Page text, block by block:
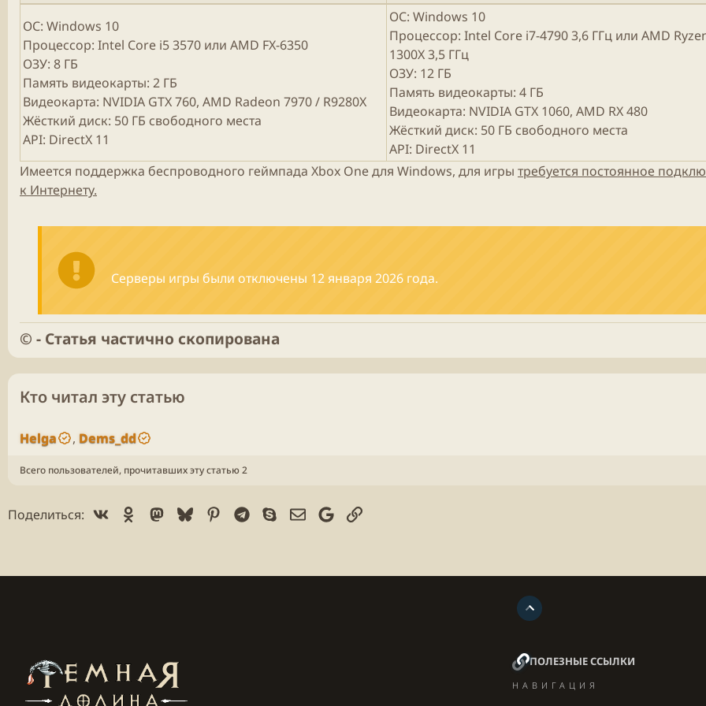
ОС: Windows 10
Процессор: Intel Core i5 3570 или AMD FX-6350
ОЗУ: 8 ГБ
Память видеокарты: 2 ГБ
Видеокарта: NVIDIA GTX 760, AMD Radeon 7970 / R9280X
Жёсткий диск: 50 ГБ свободного места
API: DirectX 11
ОС: Windows 10
Процессор: Intel Core i7-4790 3,6 ГГц или AMD
1300X 3,5 ГГц
ОЗУ: 12 ГБ
Память видеокарты: 4 ГБ
Видеокарта: NVIDIA GTX 1060, AMD RX 480
Жёсткий диск: 50 ГБ свободного места
API: DirectX 11
Имеется поддержка беспроводного геймпада Xbox One для Windows, для игры требуется постоянное
к Интернету.
Серверы игры были отключены 12 января 2026 года.
©️ - Статья частично скопирована
Кто читал эту статью
Helga Dems_dd
Всего пользователей, прочитавших эту статью 2
Поделиться: Vk Ok Mastodon
BlueskyPinterest
Telegram
SkypeЭлектронная почта
GoogleСсылка
ПОЛЕЗНЫЕ ССЫЛКИ
НАВИГАЦИЯ